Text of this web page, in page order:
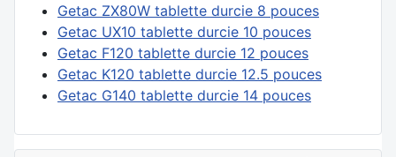
Getac ZX80W tablette durcie 8 pouces
Getac UX10 tablette durcie 10 pouces
Getac F120 tablette durcie 12 pouces
Getac K120 tablette durcie 12.5 pouces
Getac G140 tablette durcie 14 pouces